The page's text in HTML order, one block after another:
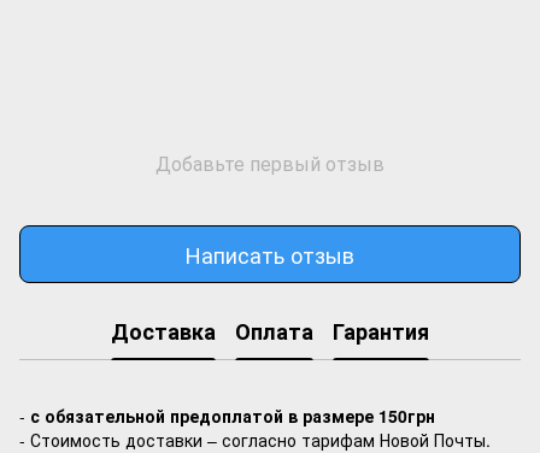
Добавьте первый отзыв
Написать отзыв
Доставка Оплата Гарантия
- с обязательной предоплатой в размере 150грн
- Стоимость доставки – согласно тарифам Новой Почты.